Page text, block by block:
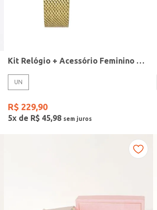
Kit Relógio + Acessório Feminino DOURADO
UN
R$ 229,90
5x de R$ 45,98